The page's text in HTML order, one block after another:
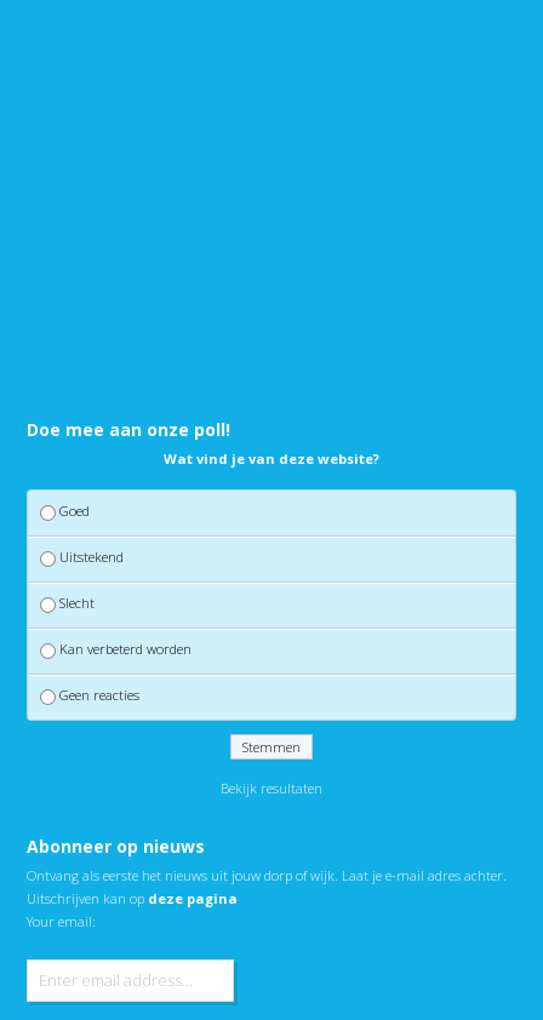
Doe mee aan onze poll!
Wat vind je van deze website?
Goed
Uitstekend
Slecht
Kan verbeterd worden
Geen reacties
Bekijk resultaten
Abonneer op nieuws
Ontvang als eerste het nieuws uit jouw dorp of wijk. Laat je e-mail adres achter.
Uitschrijven kan op deze pagina
Your email: